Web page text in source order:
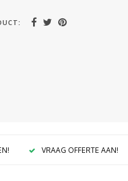
VRAAG OFFERTE AAN!